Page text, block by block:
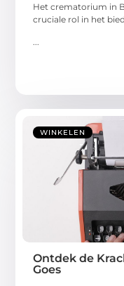
Het crematorium in
cruciale rol in het
...
WINKELEN
Ontdek de
Goes